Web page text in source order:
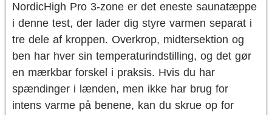
NordicHigh Pro 3-zone er det eneste saunatæppe
i denne test, der lader dig styre varmen separat i
tre dele af kroppen. Overkrop, midtersektion og
ben har hver sin temperaturindstilling, og det gør
en mærkbar forskel i praksis. Hvis du har
spændinger i lænden, men ikke har brug for
intens varme på benene, kan du skrue op for